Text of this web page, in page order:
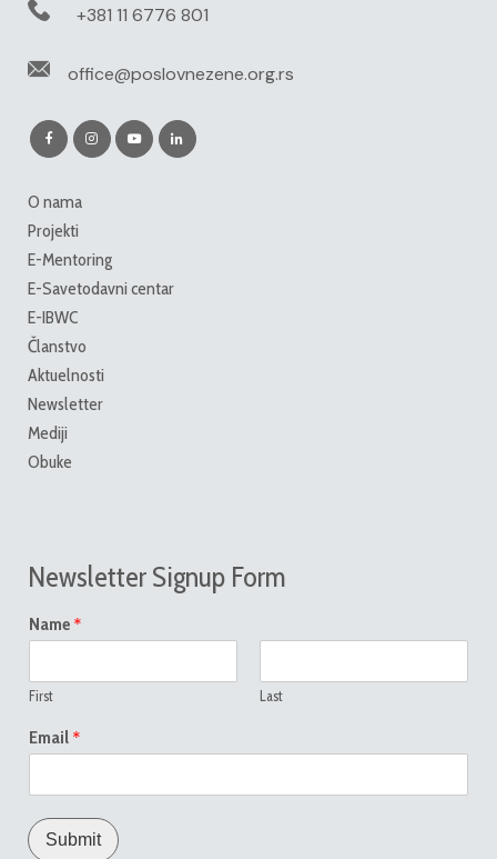
+381 11 6776 801
office@poslovnezene.org.rs
O nama
Projekti
E-Mentoring
E-Savetodavni centar
E-IBWC
Članstvo
Aktuelnosti
Newsletter
Mediji
Obuke
Newsletter Signup Form
Name *
First Last
Email *
Submit